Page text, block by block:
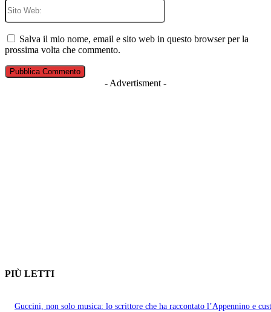
Sito
Salva il mio nome, email e sito web in questo browser per la
prossima volta che commento.
- Advertisment -
PIÙ LETTI
Guccini, non solo musica: lo scrittore che ha raccontato l’Appennino e